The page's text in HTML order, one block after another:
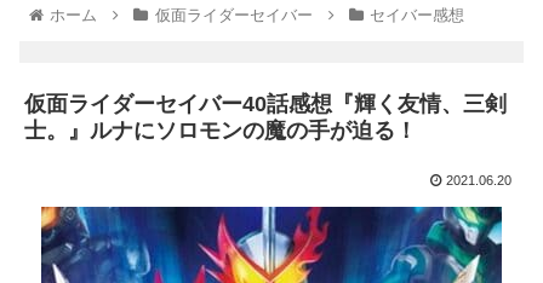
ホーム 仮面ライダーセイバー セイバー感想
仮面ライダーセイバー40話感想『輝く友情、三剣
士。』ルナにソロモンの魔の手が迫る！
2021.06.20